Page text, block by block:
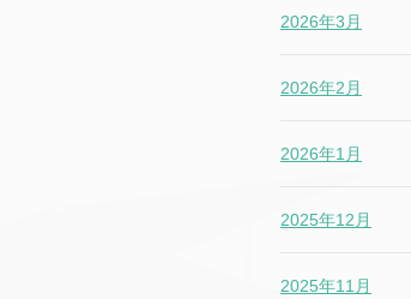
2026年3月
2026年2月
2026年1月
2025年12月
2025年11月